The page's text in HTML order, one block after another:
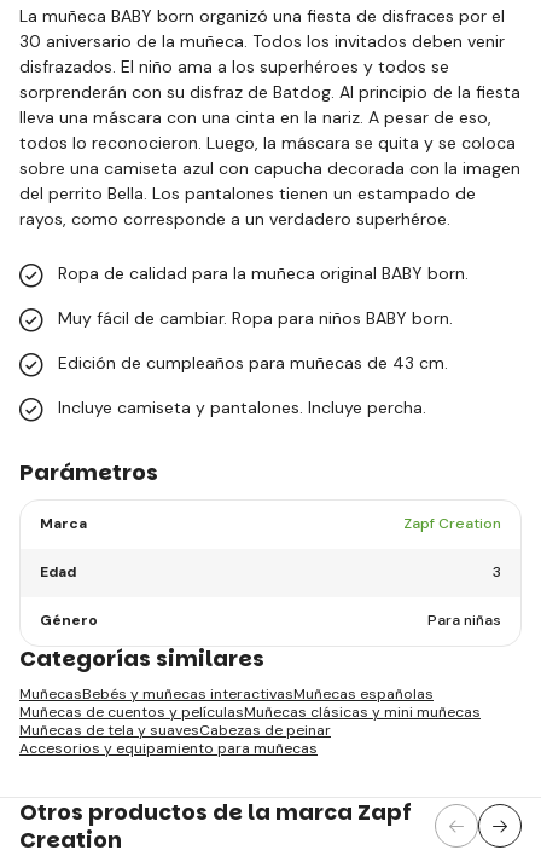
La muñeca BABY born organizó una fiesta de disfraces por el
30 aniversario de la muñeca. Todos los invitados deben venir
disfrazados. El niño ama a los superhéroes y todos se
sorprenderán con su disfraz de Batdog. Al principio de la fiesta
lleva una máscara con una cinta en la nariz. A pesar de eso,
todos lo reconocieron. Luego, la máscara se quita y se coloca
sobre una camiseta azul con capucha decorada con la imagen
del perrito Bella. Los pantalones tienen un estampado de
rayos, como corresponde a un verdadero superhéroe.
Ropa de calidad para la muñeca original BABY born.
Muy fácil de cambiar. Ropa para niños BABY born.
Edición de cumpleaños para muñecas de 43 cm.
Incluye camiseta y pantalones. Incluye percha.
Parámetros
Marca Zapf Creation
Edad 3
Género Para niñas
Categorías similares
MuñecasBebés y muñecas interactivasMuñecas españolas
Muñecas de cuentos y películasMuñecas clásicas y mini muñecas
Muñecas de tela y suavesCabezas de peinar
Accesorios y equipamiento para muñecas
Otros productos de la marca Zapf
Creation